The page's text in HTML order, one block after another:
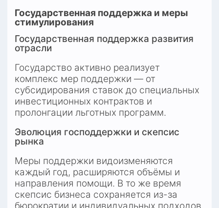
Государственная поддержка и меры
стимулирования
Государственная поддержка развития
отрасли
Государство активно реализует
комплекс мер поддержки — от
субсидирования ставок до специальных
инвестиционных контрактов и
пролонгации льготных программ.
Эволюция господдержки и скепсис
рынка
Меры поддержки видоизменяются
каждый год, расширяются объёмы и
направления помощи. В то же время
скепсис бизнеса сохраняется из-за